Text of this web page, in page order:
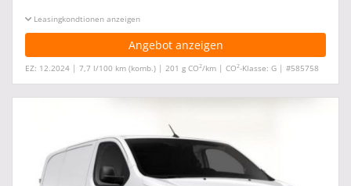
Leasingkonditionen ein-/ausblenden
Angebot anzeigen
EZ: 12.2024 | 7,7 l/100 km (komb.) | 201 g CO2/km | CO2-Klasse: G | #585758